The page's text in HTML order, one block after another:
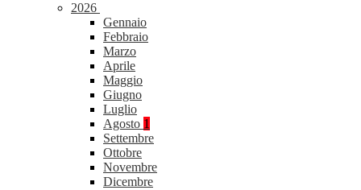
2026
Gennaio
Febbraio
Marzo
Aprile
Maggio
Giugno
Luglio
Agosto 1
Settembre
Ottobre
Novembre
Dicembre